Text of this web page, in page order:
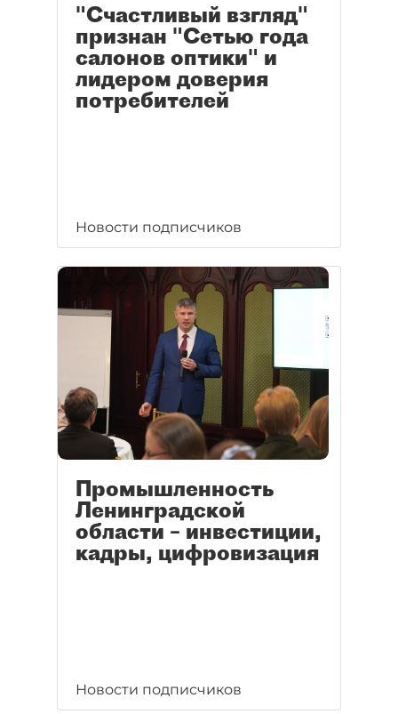
"Счастливый взгляд"
признан "Сетью года
салонов оптики" и
лидером доверия
потребителей
Новости подписчиков
Промышленность
Ленинградской
области – инвестиции,
кадры, цифровизация
Новости подписчиков